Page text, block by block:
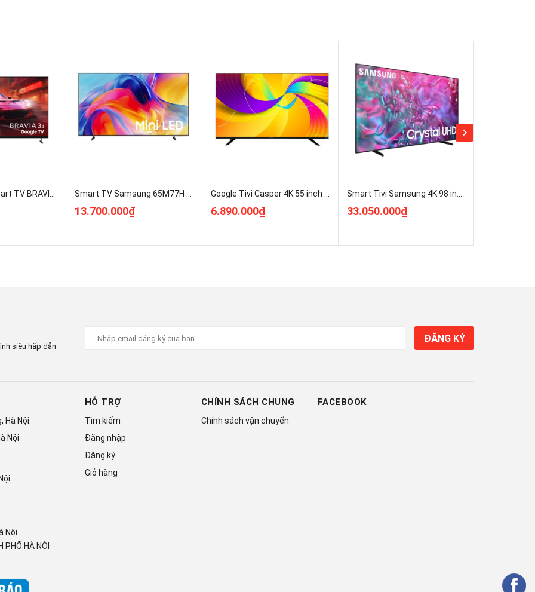
Sony Google Smart TV BRAVIA 3 II K-75XR30M2 Mới 2026 Giá Rẻ Nhất Smart TV Samsung 65M77H 4K 65 inch MiniLED UA65M77HAKXXV Kho Hàng Rẻ Nhất HN
13.700.000₫
Google Tivi Casper 4K 55 inch D55UGC620 mới 100% Rẻ Nhất
6.890.000₫
Smart Tivi Samsung 4K 98 inch 98DU9000 UHD ( UA98DU9000KXXV ) Mới 100%
33.050.000₫
siêu hấp dẫn
ĐĂNG KÝ
Hà Nội.
Nội
Nội
PHỐ HÀ NỘI
HỖ TRỢ
Tìm kiếm
Đăng nhập
Đăng ký
Giỏ hàng
CHÍNH SÁCH CHUNG
Chính sách vận chuyển
FACEBOOK